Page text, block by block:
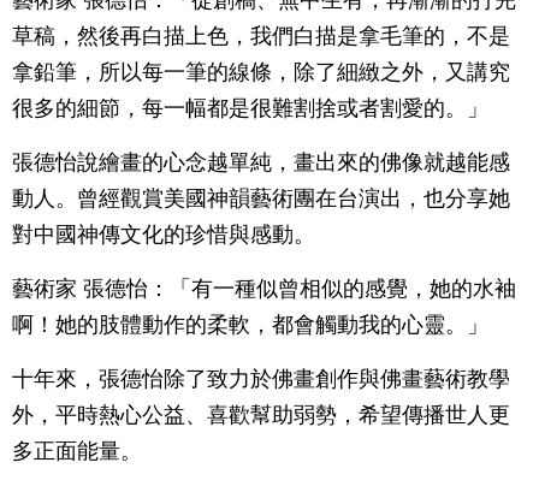
草稿，然後再白描上色，我們白描是拿毛筆的，不是
拿鉛筆，所以每一筆的線條，除了細緻之外，又講究
很多的細節，每一幅都是很難割捨或者割愛的。」
張德怡說繪畫的心念越單純，畫出來的佛像就越能感
動人。曾經觀賞美國神韻藝術團在台演出，也分享她
對中國神傳文化的珍惜與感動。
藝術家 張德怡：「有一種似曾相似的感覺，她的水袖
啊！她的肢體動作的柔軟，都會觸動我的心靈。」
十年來，張德怡除了致力於佛畫創作與佛畫藝術教學
外，平時熱心公益、喜歡幫助弱勢，希望傳播世人更
多正面能量。